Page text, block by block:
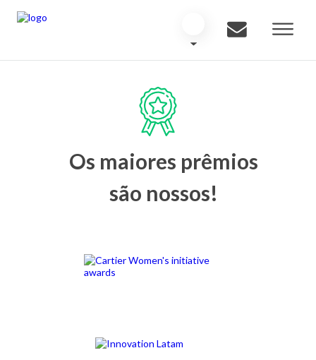
Os maiores prêmios
são nossos!